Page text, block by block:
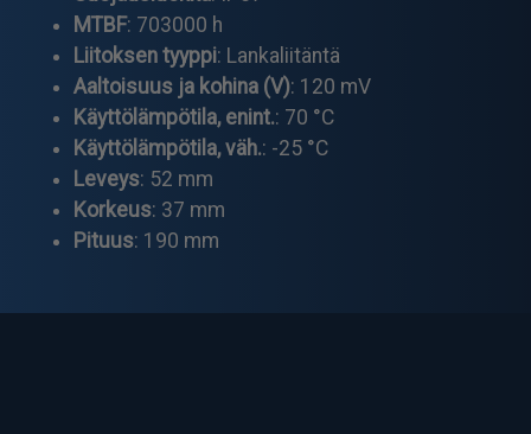
MTBF: 703000 h
Liitoksen tyyppi: Lankaliitäntä
Aaltoisuus ja kohina (V): 120 mV
Käyttölämpötila, enint.: 70 °C
Käyttölämpötila, väh.: -25 °C
Leveys: 52 mm
Korkeus: 37 mm
Pituus: 190 mm